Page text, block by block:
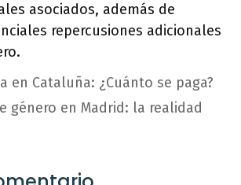
asociados, además de
repercusiones adicionales
en Cataluña: ¿Cuánto se paga?
género en Madrid: la realidad